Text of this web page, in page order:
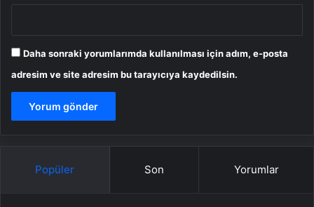
Daha sonraki yorumlarımda kullanılması için adım, e-posta
adresim ve site adresim bu tarayıcıya kaydedilsin.
Popüler Son Yorumlar